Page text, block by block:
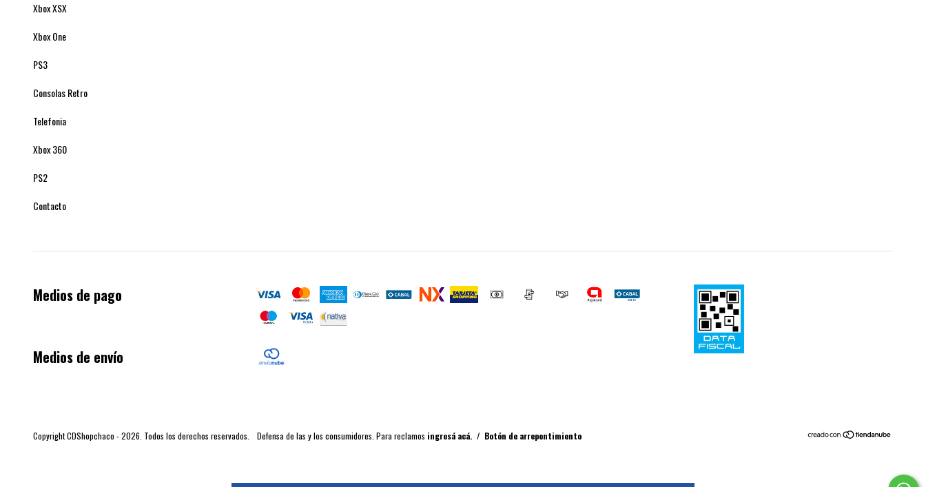
Xbox XSX
Xbox One
PS3
Consolas Retro
Telefonia
Xbox 360
PS2
Contacto
Medios de pago
Medios de envío
Copyright CDShopchaco - 2026. Todos los derechos reservados. Defensa de las y los consumidores. Para reclamos ingresá acá. / Botón de arrepentimiento